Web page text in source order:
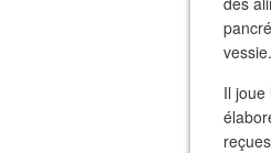
vessie.
Il